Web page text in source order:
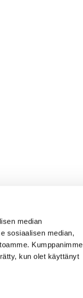
median
sosiaalisen median,
Kumppanimme
kun olet käyttänyt